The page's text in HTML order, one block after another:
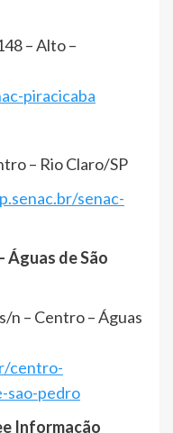
– Alto –
piracicaba
– Rio Claro/SP
senac-
Águas de São
n – Centro – Águas
centro-
sao-pedro
Informação